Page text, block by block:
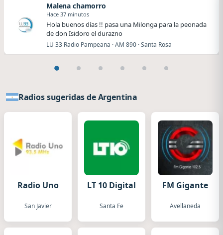
Malena chamorro
Hace 37 minutos
Hola buenos días !! pasa una Milonga para la peonada
de don Isidoro el durazno
LU 33 Radio Pampeana · AM 890 · Santa Rosa
Radios sugeridas de Argentina
Radio Uno
San Javier
LT 10 Digital
Santa Fe
FM Gigante
Avellaneda